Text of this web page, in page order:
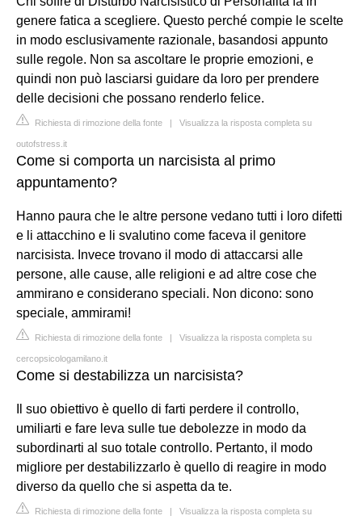
genere fatica a scegliere. Questo perché compie le scelte
in modo esclusivamente razionale, basandosi appunto
sulle regole. Non sa ascoltare le proprie emozioni, e
quindi non può lasciarsi guidare da loro per prendere
delle decisioni che possano renderlo felice.
Richiesta di rimozione della fonte | Visualizza la risposta completa su
outofstress.it
Come si comporta un narcisista al primo
appuntamento?
Hanno paura che le altre persone vedano tutti i loro difetti
e li attacchino e li svalutino come faceva il genitore
narcisista. Invece trovano il modo di attaccarsi alle
persone, alle cause, alle religioni e ad altre cose che
ammirano e considerano speciali. Non dicono: sono
speciale, ammirami!
Richiesta di rimozione della fonte | Visualizza la risposta completa su
cercopsicologamilano.it
Come si destabilizza un narcisista?
Il suo obiettivo è quello di farti perdere il controllo,
umiliarti e fare leva sulle tue debolezze in modo da
subordinarti al suo totale controllo. Pertanto, il modo
migliore per destabilizzarlo è quello di reagire in modo
diverso da quello che si aspetta da te.
Richiesta di rimozione della fonte | Visualizza la risposta completa su